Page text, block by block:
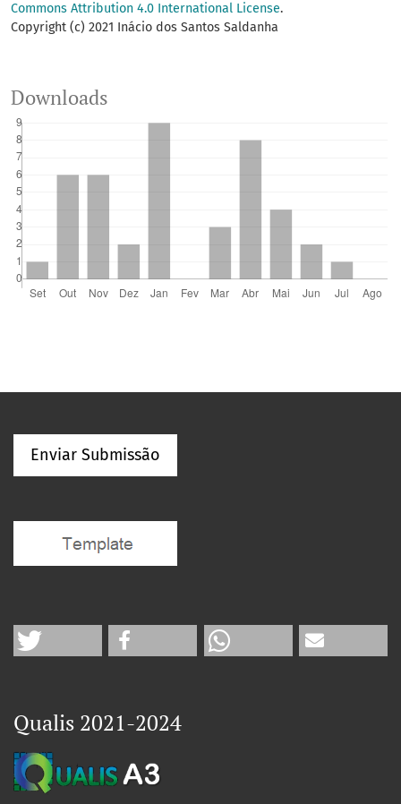
Commons Attribution 4.0 International License.
Copyright (c) 2021 Inácio dos Santos Saldanha
Downloads
Enviar Submissão
Qualis 2021-2024